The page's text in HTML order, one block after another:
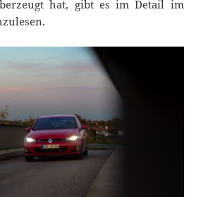
hat, gibt es im Detail im